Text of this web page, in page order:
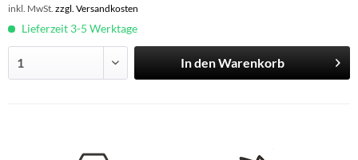
inkl. MwSt. zzgl. Versandkosten
Lieferzeit 3-5 Werktage
In denWarenkorb